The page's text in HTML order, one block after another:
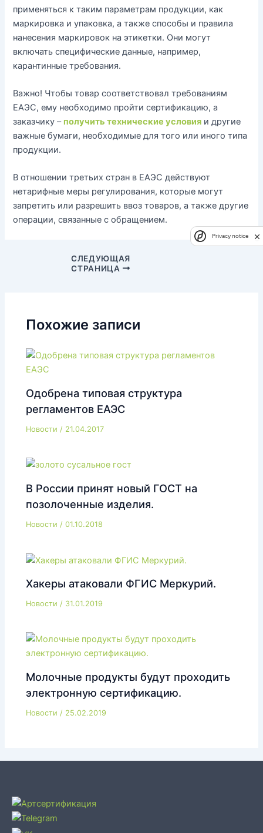
применяться к таким параметрам продукции, как
маркировка и упаковка, а также способы и правила
нанесения маркировок на этикетки. Они могут
включать специфические данные, например,
карантинные требования.
Важно! Чтобы товар соответствовал требованиям
ЕАЭС, ему необходимо пройти сертификацию, а
заказчику – получить технические условия и другие
важные бумаги, необходимые для того или иного типа
продукции.
В отношении третьих стран в ЕАЭС действуют
нетарифные меры регулирования, которые могут
запретить или разрешить ввоз товаров, а также другие
операции, связанные с обращением.
СЛЕДУЮЩАЯ
СТРАНИЦА
Похожие записи
Одобрена типовая структура
регламентов ЕАЭС
Новости / 21.04.2017
В России принят новый ГОСТ на
позолоченные изделия.
Новости /01.10.2018
Хакеры атаковали ФГИС Меркурий.
Новости / 31.01.2019
Молочные продукты будут проходить
электронную сертификацию.
Новости / 25.02.2019
Privacy notice